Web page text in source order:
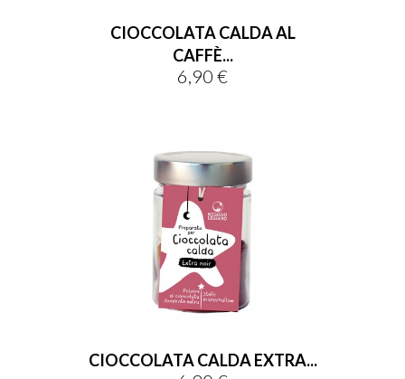
CIOCCOLATA CALDA AL
CAFFÈ...
Prezzo
6,90 €
CIOCCOLATA CALDA EXTRA...